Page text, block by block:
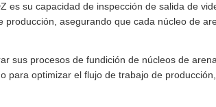
su capacidad de inspección de salida de
asegurando que cada núcleo de
sus procesos de fundición de núcleos de
para optimizar el flujo de trabajo de